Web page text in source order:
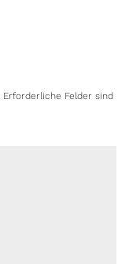
Erforderliche Felder sind